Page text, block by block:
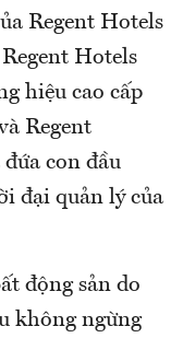
Regent Hotels
Hotels
hiệu cao cấp
Regent
con đầu
đại quản lý của
động sản do
không ngừng